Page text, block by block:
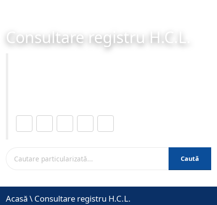
Consultare registru H.C.L.
Caută
Acasă \ Consultare registru H.C.L.